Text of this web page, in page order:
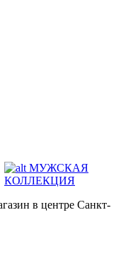
МУЖСКАЯ
КОЛЛЕКЦИЯ
в центре Санкт-